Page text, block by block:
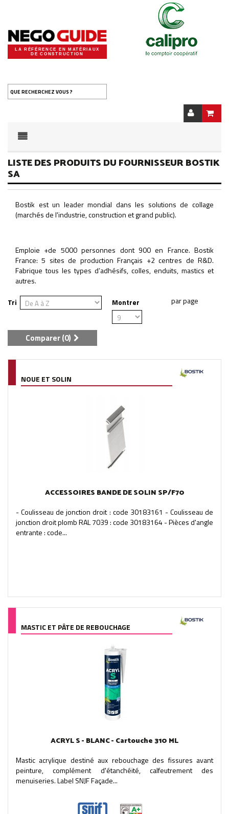
LA RÉFÉRENCE EN MATÉRIAUX
DE CONSTRUCTION
QUE RECHERCHEZ VOUS ?
LISTE DES PRODUITS DU FOURNISSEUR BOSTIK
SA
Bostik est un leader mondial dans les solutions de collage
(marchés de l'industrie, construction et grand public).
Emploie +de 5000 personnes dont 900 en France. Bostik
France: 5 sites de production Français +2 centres de R&D.
Fabrique tous les types d’adhésifs, colles, enduits, mastics et
autres.
Tri
Montrer
Comparer (0)
NOUE ET SOLIN
ACCESSOIRES BANDE DE SOLIN SP/F70
- Coulisseau de jonction droit : code 30183161 - Coulisseau de
jonction droit plomb RAL 7039 : code 30183164 - Pièces d'angle
entrante : code...
MASTIC ET PÂTE DE REBOUCHAGE
ACRYL S - BLANC - Cartouche 310 ML
Mastic acrylique destiné aux rebouchage des fissures avant
peinture, complément d'étanchéité, calfeutrement des
menuiseries. Label SNJF Façade...